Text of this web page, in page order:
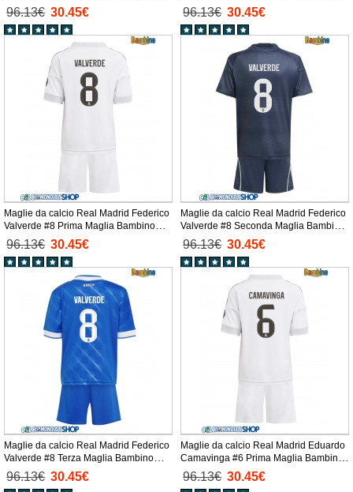
2025-26 Manica Corta + Pantaloni
corti)
96.13€ 30.45€
26 Manica Corta + Pantaloni corti)
96.13€ 30.45€
Maglie da calcio Real Madrid Federico
Valverde #8 Prima Maglia Bambino
2025-26 Manica Corta + Pantaloni
corti)
96.13€ 30.45€
Maglie da calcio Real Madrid Federico
Valverde #8 Seconda Maglia Bambino
2025-26 Manica Corta + Pantaloni
corti)
96.13€ 30.45€
Maglie da calcio Real Madrid Federico
Valverde #8 Terza Maglia Bambino
2025-26 Manica Corta + Pantaloni
corti)
96.13€ 30.45€
Maglie da calcio Real Madrid Eduardo
Camavinga #6 Prima Maglia Bambino
2025-26 Manica Corta + Pantaloni
corti)
96.13€ 30.45€